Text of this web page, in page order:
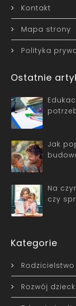
Kontakt
Mapa strony
Polityka
Ostatnie
Jak
Na
czy
Kategorie
Rodzicielstwo
Rozwój